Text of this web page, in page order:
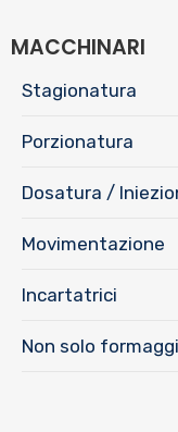
MACCHINARI
Stagionatura
Porzionatura
Dosatura /
Movimentazione
Incartatrici
Non solo formaggi